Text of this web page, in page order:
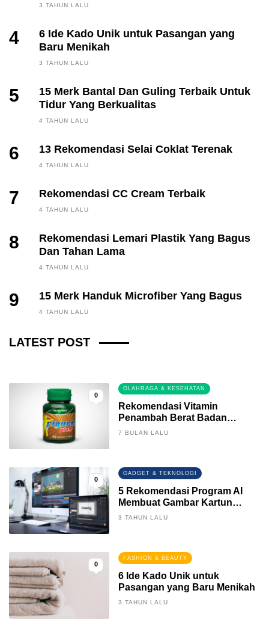
3 TAHUN LALU
4
6 Ide Kado Unik untuk Pasangan yang
Baru Menikah
3 TAHUN LALU
5
15 Merk Bantal Dan Guling Terbaik Untuk
Tidur Yang Berkualitas
4 TAHUN LALU
6 13 Rekomendasi Selai Coklat Terenak
4 TAHUN LALU
7 Rekomendasi CC Cream Terbaik
4 TAHUN LALU
8
Rekomendasi Lemari Plastik Yang Bagus
Dan Tahan Lama
4 TAHUN LALU
9 15 Merk Handuk Microfiber Yang Bagus
4 TAHUN LALU
LATEST POST
FINANCE, INVESTING
3 BULAN LALU
0
OLAHRAGA & KESEHATAN
Rekomendasi Vitamin
Penambah Berat Badan
Terbaik
7 BULAN LALU
0
GADGET & TEKNOLOGI
5 Rekomendasi Program AI
Membuat Gambar Kartun
Keren
3 TAHUN LALU
0
FASHION & BEAUTY
6 Ide Kado Unik untuk
Pasangan yang Baru Menikah
3 TAHUN LALU